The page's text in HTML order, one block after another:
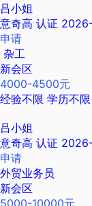
吕小姐
意奇高 认证
申请
杂工
新会区
4000-4500元
经验不限 学历不限
吕小姐
意奇高 认证
申请
外贸业务员
新会区
5000-10000元